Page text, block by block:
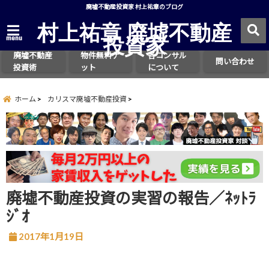
廃墟不動産投資家 村上祐章のブログ
menu 村上祐章 廃墟不動産
投資家
廃墟不動産
投資術
物件無料ゲ
ット
各コンサル
について
問い合わせ
ホーム カリスマ廃墟不動産投資
廃墟不動産投資の実習の報告／ﾈｯﾄﾗ
ｼﾞｵ
2017年1月19日